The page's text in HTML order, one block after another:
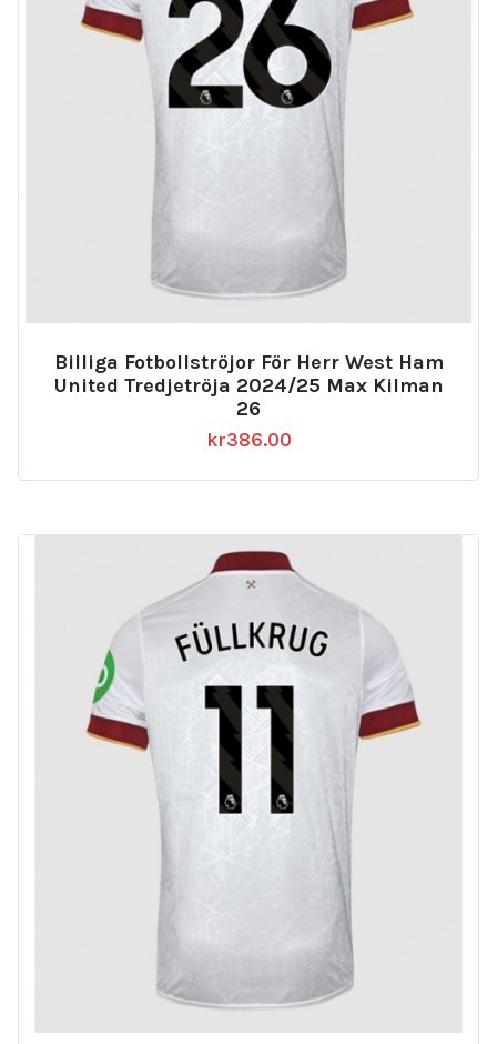
Billiga Fotbollströjor För Herr West Ham
United Tredjetröja 2024/25 Max Kilman
26
kr386.00